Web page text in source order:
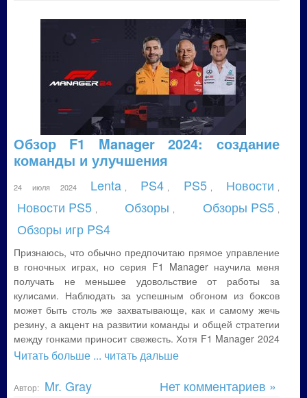
Обзор F1 Manager 2024: создание
команды и улучшения
24 июля 2024 Lenta PS4 PS5 Новости
Новости PS5 Обзоры Обзоры PS5
Обзоры игр PS4
Признаюсь, что обычно предпочитаю прямое управление
в гоночных играх, но серия F1 Manager научила меня
получать не меньшее удовольствие от работы за
кулисами. Наблюдать за успешным обгоном из боксов
может быть столь же захватывающе, как и самому жечь
резину, а акцент на развитии команды и общей стратегии
между гонками приносит свежесть. Хотя F1 Manager 2024
Читать больше ... читать дальше
Автор: Mr. Gray Нет комментариев »